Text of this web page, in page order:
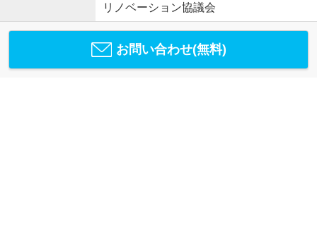
リノベーション協議会
お問い合わせ(無料)